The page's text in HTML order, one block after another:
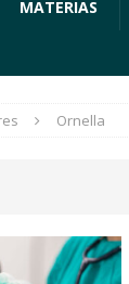
MATERIAS
Ornella